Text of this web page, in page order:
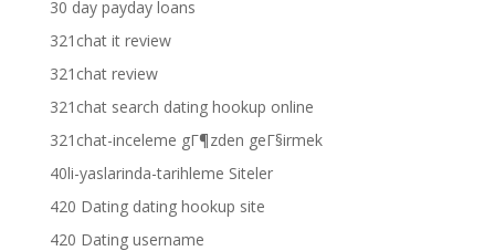
30 day payday loans
321chat it review
321chat review
321chat search dating hookup online
321chat-inceleme gГ¶zden geГ§irmek
40li-yaslarinda-tarihleme Siteler
420 Dating dating hookup site
420 Dating username